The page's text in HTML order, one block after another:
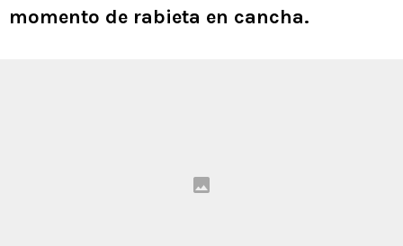
momento de rabieta en cancha.